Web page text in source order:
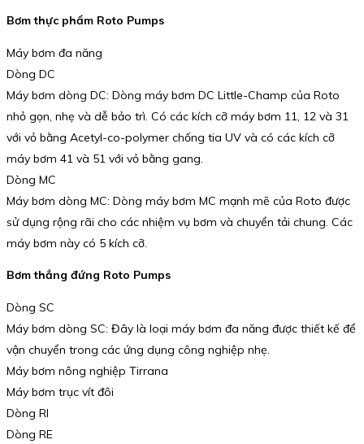
Bơm thực phẩm Roto Pumps
Máy bơm đa năng
Dòng DC
Máy bơm dòng DC: Dòng máy bơm DC Little-Champ của Roto
nhỏ gọn, nhẹ và dễ bảo trì. Có các kích cỡ máy bơm 11, 12 và 31
với vỏ bằng Acetyl-co-polymer chống tia UV và có các kích cỡ
máy bơm 41 và 51 với vỏ bằng gang.
Dòng MC
Máy bơm dòng MC: Dòng máy bơm MC mạnh mẽ của Roto được
sử dụng rộng rãi cho các nhiệm vụ bơm và chuyển tải chung. Các
máy bơm này có 5 kích cỡ.
Bơm thẳng đứng Roto Pumps
Dòng SC
Máy bơm dòng SC: Đây là loại máy bơm đa năng được thiết kế để
vận chuyển trong các ứng dụng công nghiệp nhẹ.
Máy bơm nông nghiệp Tirrana
Máy bơm trục vít đôi
Dòng RI
Dòng RE